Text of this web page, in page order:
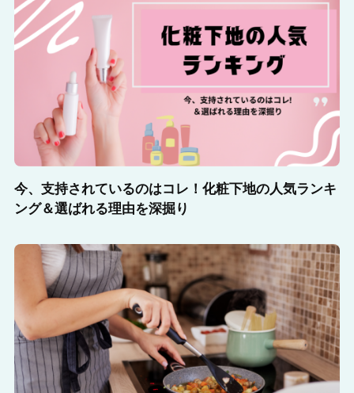
今、支持されているのはコレ！化粧下地の人気ランキ
ング＆選ばれる理由を深掘り